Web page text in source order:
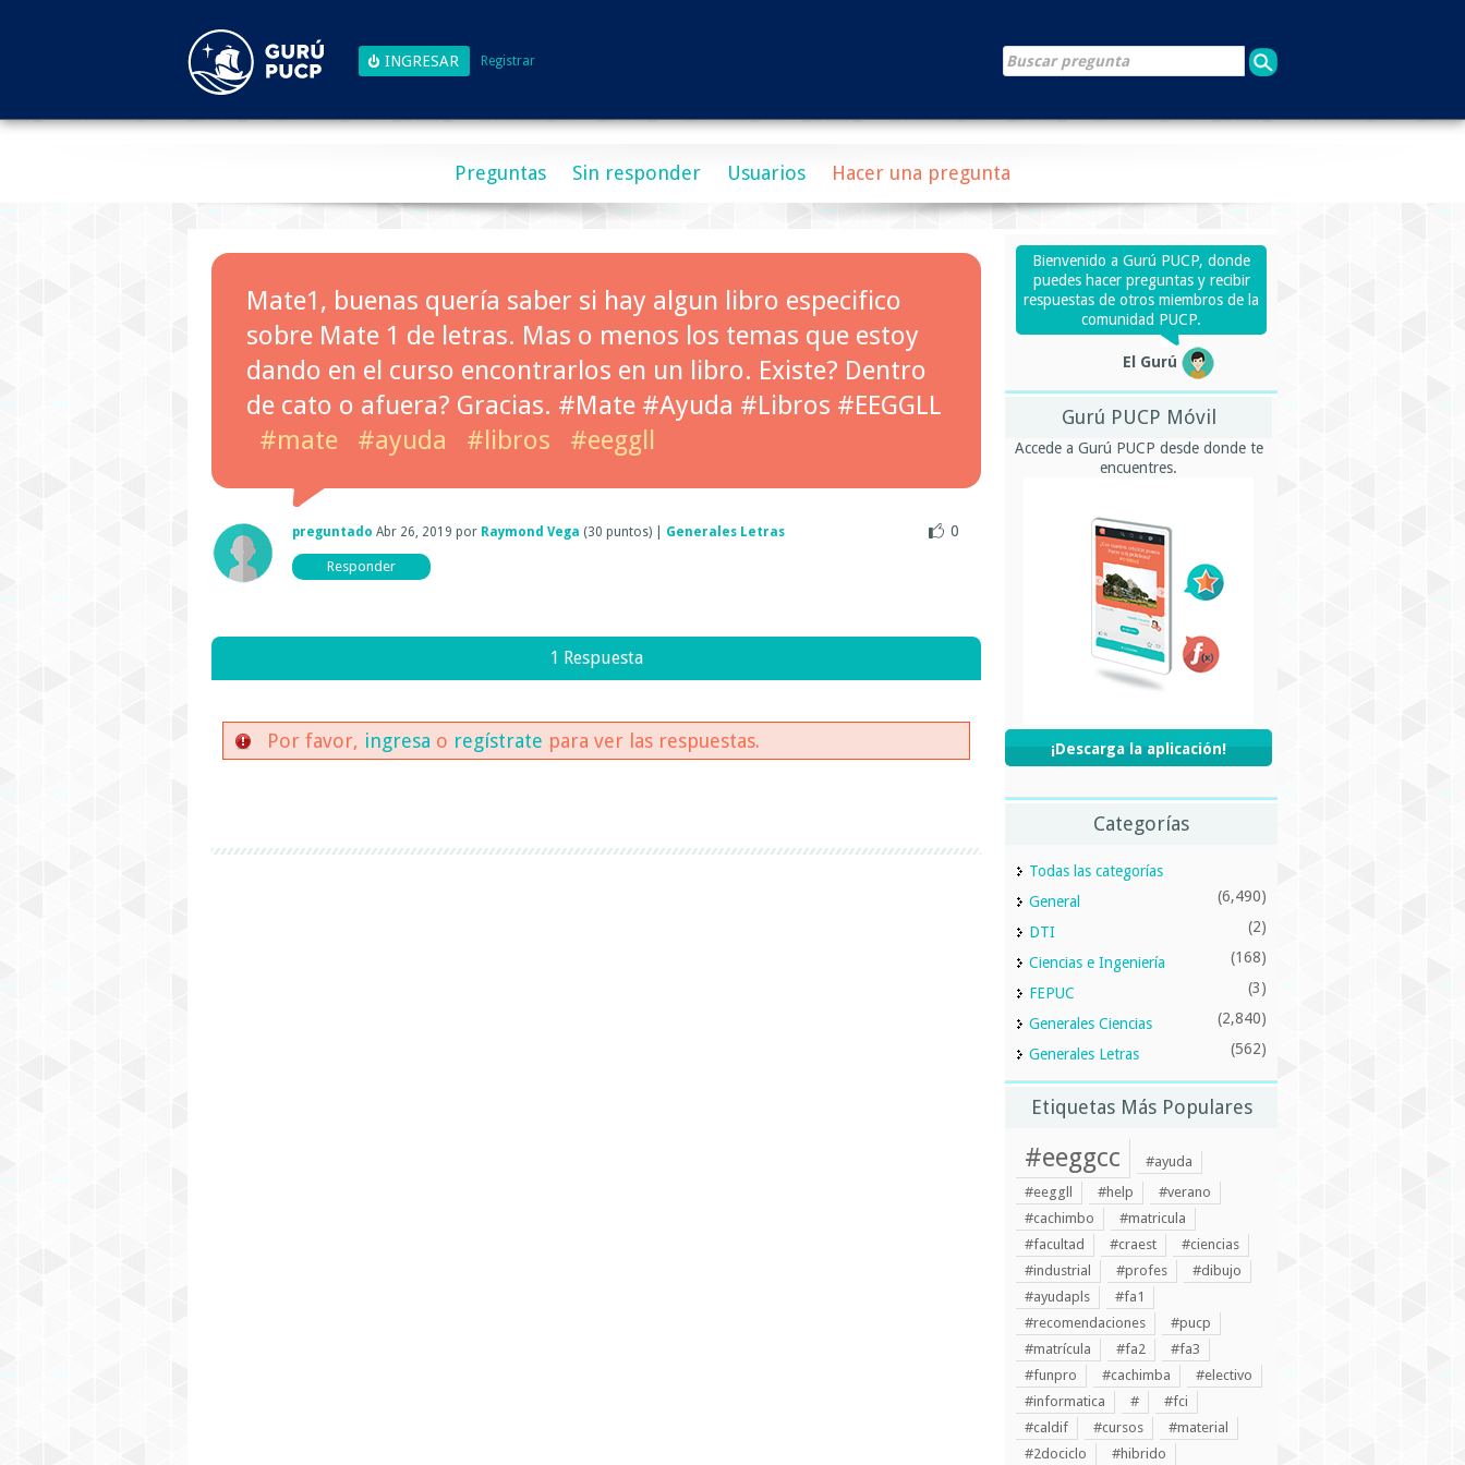
Registrar
Preguntas Sin responder Usuarios Hacer una pregunta
Mate1, buenas quería saber si hay algun libro especifico
sobre Mate 1 de letras. Mas o menos los temas que estoy
dando en el curso encontrarlos en un libro. Existe? Dentro
de cato o afuera? Gracias. #Mate #Ayuda #Libros #EEGGLL
#mate
#ayuda #libros #eeggll
0
preguntado Abr 26, 2019 por Raymond Vega (30 puntos) Generales Letras
1 Respuesta
Por favor, ingresa o regístrate para ver las respuestas.
Bienvenido a Gurú PUCP, donde
puedes hacer preguntas y recibir
respuestas de otros miembros de la
comunidad PUCP.
El Gurú
Gurú PUCP Móvil
Accede a Gurú PUCP desde donde te
encuentres.
¡Descarga la aplicación!
Categorías
Todas las categorías
General
(6,490)
DTI (2)
Ciencias e Ingeniería (168)
FEPUC (3)
Generales Ciencias (2,840)
Generales Letras (562)
Etiquetas Más Populares
#eeggcc
#ayuda
#eeggll
#help
#verano
#cachimbo
#matricula
#facultad
#craest
#ciencias
#industrial
#profes
#dibujo
#ayudapls
#fa1
#recomendaciones
#pucp
#matrícula
#fa2
#fa3
#funpro
#cachimba
#electivo
#informatica
#
#fci
#caldif
#cursos
#material
#2dociclo
#hibrido